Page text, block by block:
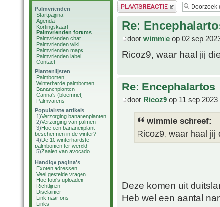
Palmvrienden
Startpagina
Agenda
Kortingskaart
Palmvrienden forums
Palmvrienden chat
Palmvrienden wiki
Palmvrienden maps
Palmvrienden label
Contact
Plantenlijsten
Palmbomen
Winterharde palmbomen
Bananenplanten
Canna's (bloemriet)
Palmvarens
Populairste artikels
1)Verzorging bananenplanten
2)Verzorging van palmen
3)Hoe een bananenplant
beschermen in de winter?
4)De 10 winterhardste
palmbomen ter wereld
5)Zaaien van avocado
Handige pagina's
Exoten adressen
Veel gestelde vragen
Hoe foto's uploaden
Richtlijnen
Disclaimer
Link naar ons
Links
Plaats een reactie
Re:
door wimmie op 02 sep
Ricoz9, waar haal jij
Re: Encephalartos
door Ricoz9 op 11 sep 2023
wimmie schreef:
Ricoz9, waar haal jij
Deze komen uit
Heb wel een aantal